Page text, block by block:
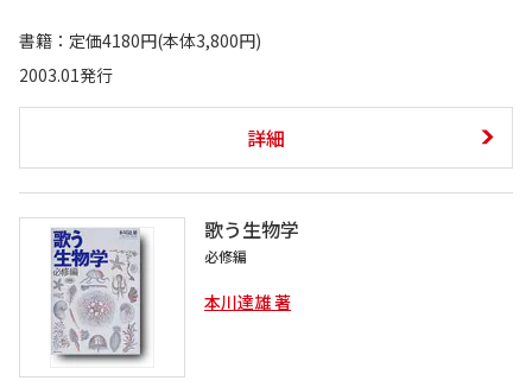
書籍：定価4180円(本体3,800円)
2003.01発行
詳細
歌う生物学
必修編
本川達雄 著